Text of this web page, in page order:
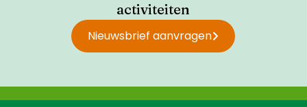
activiteiten
Nieuwsbrief aanvragen